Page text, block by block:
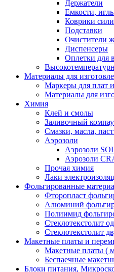
Держатели
Емкости,
Коврики
Подставки
Очистители
Диспенсеры
Оплетки для
Материалы для
Маркеры для плат
Материалы для
Химия
Клей и смолы
Заливочный
Смазки, масла,
Аэрозоли
Аэрозоли
Аэрозоли
Прочая химия
Лаки
Фольгированные
Фторопласт
Алюминий
Полиимид
Стеклотекстолит
Стеклотекстолит
Макетные платы и
Макетные платы (
Беспаечные
Блоки питания,